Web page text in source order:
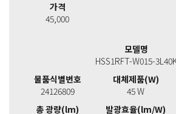
가격
45,000
모델명
HSS1RFT-W015-
물품식별번호
24126809
대체제품(W)
45 W
총 광량(lm)
발광효율(lm/W)